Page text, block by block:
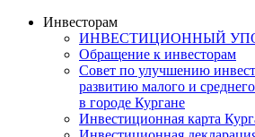
Инвесторам
ИНВЕСТИЦИОННЫЙ
Обращение к инвесторам
Совет по улучшению
развитию малого и
в городе Кургане
Инвестиционная карта